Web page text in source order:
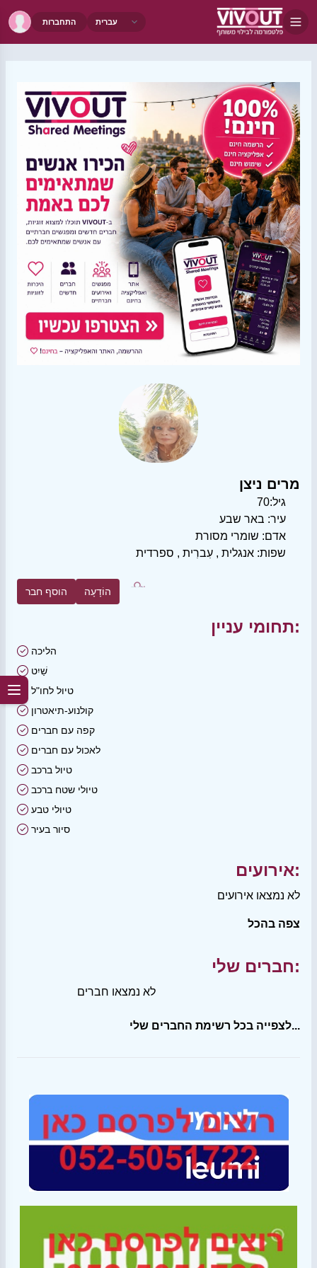
התחברות
מרים ניצן
גיל:70
עיר: באר שבע
אדם: שומרי מסורת
שפות: אנגלית , עִברִית , ספרדית
הוסף חבר הוֹדָעָה
תחומי עניין:
הליכה
שַׁיִט
טיול לחו"ל
קולנוע-תיאטרון
קפה עם חברים
לאכול עם חברים
טיול ברכב
טיולי שטח ברכב
טיולי טבע
סיור בעיר
אירועים:
לא נמצאו אירועים
צפה בהכל
חברים שלי:
לא נמצאו חברים
לצפייה בכל רשימת החברים שלי...